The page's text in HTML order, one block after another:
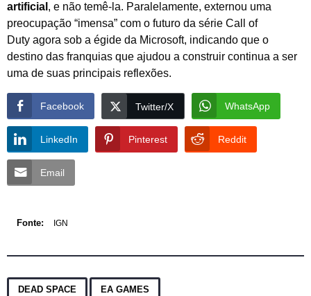
artificial , e não temê-la. Paralelamente, externou uma
preocupação “imensa” com o futuro da série Call of
Duty agora sob a égide da Microsoft, indicando que o
destino das franquias que ajudou a construir continua a ser
uma de suas principais reflexões.
Facebook Twitter/X WhatsApp
LinkedIn Pinterest Reddit
Email
Fonte: IGN
DEAD SPACE EA GAMES